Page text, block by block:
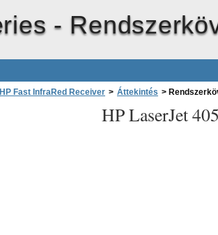
-
HP Fast InfraRed Receiver > Áttekintés >
HP LaserJet